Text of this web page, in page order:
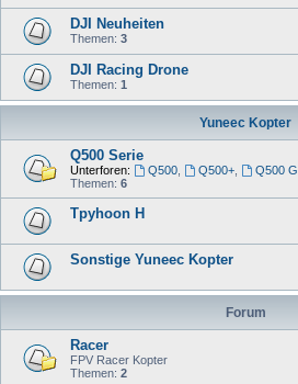
DJI Neuheiten
Themen: 3
DJI Racing Drone
Themen: 1
Yuneec Kopter
Q500 Serie
Unterforen: Q500, Q500+, Q500 G
Themen: 6
Tpyhoon H
Sonstige Yuneec Kopter
Forum
Racer
FPV Racer Kopter
Themen: 2